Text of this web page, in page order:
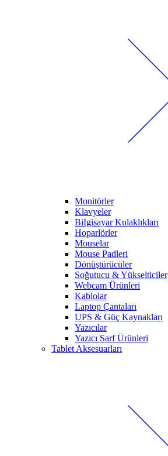
Monitörler
Klavyeler
BiIgisayar Kulaklıkları
Hoparlörler
Mouselar
Mouse Padleri
Dönüştürücüler
Soğutucu & Yükselticiler
Webcam Ürünleri
Kablolar
Laptop Çantaları
UPS & Güç Kaynakları
Yazıcılar
Yazıcı Sarf Ürünleri
Tablet Aksesuarları